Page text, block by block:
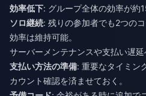
効率低下: グループ全体の効率が約
ソロ継続: 残りの参加者でも2つの
効率は維持可能。
サーバーメンテナンスや支払い遅延
支払い方法の準備: 重要なタイミン
カウント確認を済ませておく。